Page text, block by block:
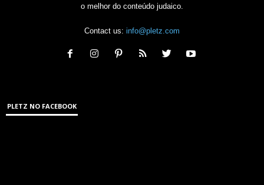
o melhor do conteúdo judaico.
Contact us: info@pletz.com
PLETZ NO FACEBOOK